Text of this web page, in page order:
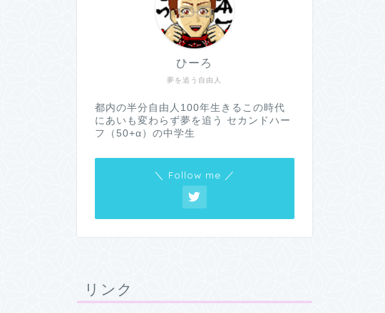
夢を追う自由人
ひーろ
都内の半分自由人100年生きるこの時代
にあいも変わらず夢を追う セカンドハー
フ（50+α）の中学生
＼ Follow me ／
リンク